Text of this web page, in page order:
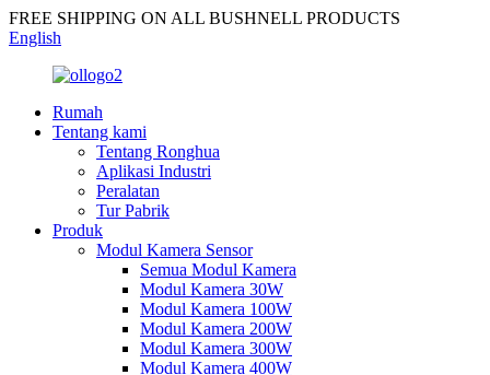
FREE SHIPPING ON ALL BUSHNELL PRODUCTS
English
Rumah
Tentang kami
Tentang Ronghua
Aplikasi Industri
Peralatan
Tur Pabrik
Produk
Modul Kamera Sensor
Semua Modul Kamera
Modul Kamera 30W
Modul Kamera 100W
Modul Kamera 200W
Modul Kamera 300W
Modul Kamera 400W